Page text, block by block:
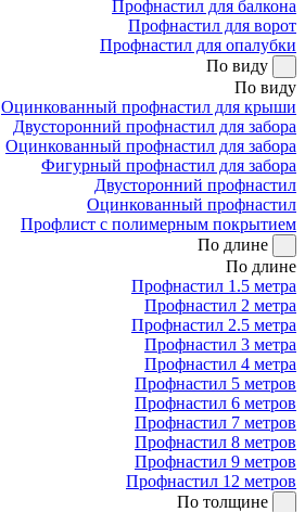
Профнастил для балкона
Профнастил для ворот
Профнастил для опалубки
По виду
По виду
Оцинкованный профнастил для крыши
Двусторонний профнастил для забора
Оцинкованный профнастил для забора
Фигурный профнастил для забора
Двусторонний профнастил
Оцинкованный профнастил
Профлист с полимерным покрытием
По длине
По длине
Профнастил 1.5 метра
Профнастил 2 метра
Профнастил 2.5 метра
Профнастил 3 метра
Профнастил 4 метра
Профнастил 5 метров
Профнастил 6 метров
Профнастил 7 метров
Профнастил 8 метров
Профнастил 9 метров
Профнастил 12 метров
По толщине